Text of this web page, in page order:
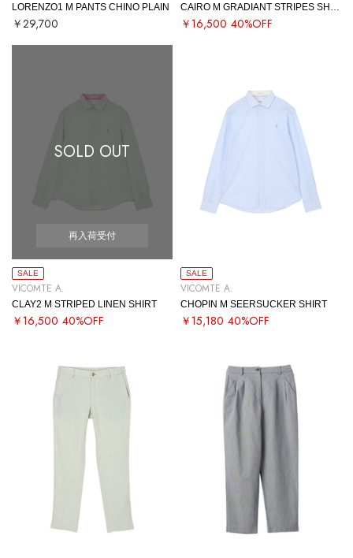
LORENZO1 M PANTS CHINO PLAIN
￥29,700 ￥16,500 40%OFF
SOLD OUT
再入荷受付
SALE
VICOMTE A.
CLAY2 M STRIPED LINEN SHIRT
￥16,500 40%OFF
SALE
VICOMTE A.
CHOPIN M SEERSUCKER SHIRT
￥15,180 40%OFF